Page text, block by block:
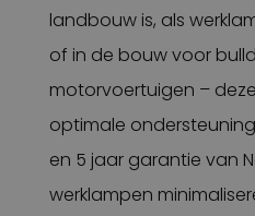
landbouw is, als
of in de bouw voor
motorvoertuigen –
optimale
en 5 jaar garantie van
werklampen